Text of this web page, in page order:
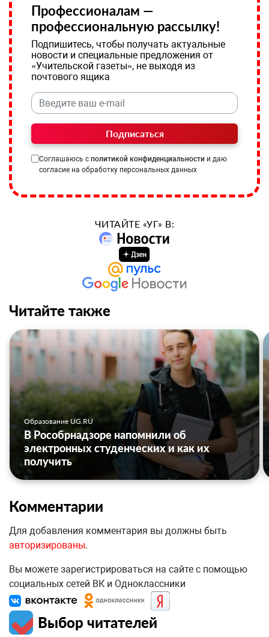
Профессионалам —
профессиональную рассылку!
Подпишитесь, чтобы получать актуальные
новости и специальные предложения от
«Учительской газеты», не выходя из
почтового ящика
Подписаться
Соглашаюсь с политикой конфиденциальности и даю
согласие на обработку персональных данных
ЧИТАЙТЕ «УГ» В:
Читайте также
Образование UG.RU
В Рособрнадзоре напомнили об
электронных студенческих и как их
получить
Комментарии
Для добавления комментария вы должны быть
авторизированы.
Вы можете зарегистрироваться на сайте с помощью
социальных сетей ВК и Одноклассники
Выбор читателей